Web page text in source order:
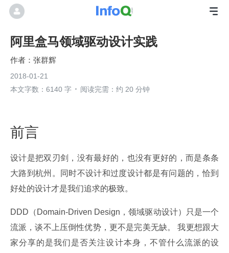
阿里盒马领域驱动设计实践
张群辉
2018-01-21
本文字数：6140 字
阅读完需：约 20 分钟
前言
设计是把双刃剑，没有最好的，也没有更好的，而是条条
大路到杭州。同时不设计和过度设计都是有问题的，恰到
好处的设计才是我们追求的极致。
DDD（Domain-Driven Design，领域驱动设计）只是一个
流派，谈不上压倒性优势，更不是完美无缺。 我更想跟大
家分享的是我们是否关注设计本身，不管什么流派的设